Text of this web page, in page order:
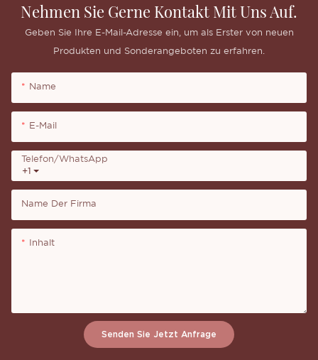
Nehmen Sie Gerne Kontakt Mit Uns Auf.
Geben Sie Ihre E-Mail-Adresse ein, um als Erster von neuen
Produkten und Sonderangeboten zu erfahren.
Name
E-Mail
+1
Telefon/WhatsApp
Name Der Firma
Inhalt
Senden Sie Jetzt Anfrage